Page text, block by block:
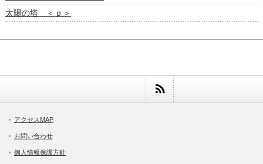
太陽の塔 ＜ｐ＞
アクセスMAP
お問い合わせ
個人情報保護方針